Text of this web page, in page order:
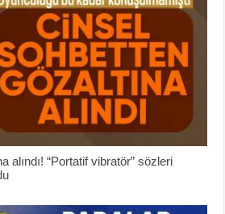
alındı! “Portatif vibratör” sözleri